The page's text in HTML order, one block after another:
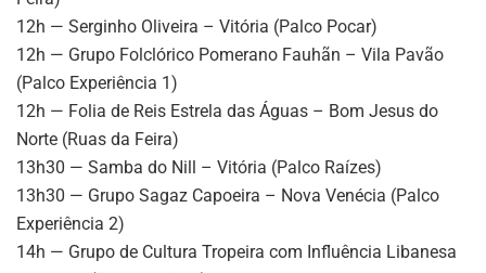
12h — Serginho Oliveira – Vitória (Palco Pocar)
12h — Grupo Folclórico Pomerano Fauhãn – Vila Pavão
(Palco Experiência 1)
12h — Folia de Reis Estrela das Águas – Bom Jesus do
Norte (Ruas da Feira)
13h30 — Samba do Nill – Vitória (Palco Raízes)
13h30 — Grupo Sagaz Capoeira – Nova Venécia (Palco
Experiência 2)
14h — Grupo de Cultura Tropeira com Influência Libanesa